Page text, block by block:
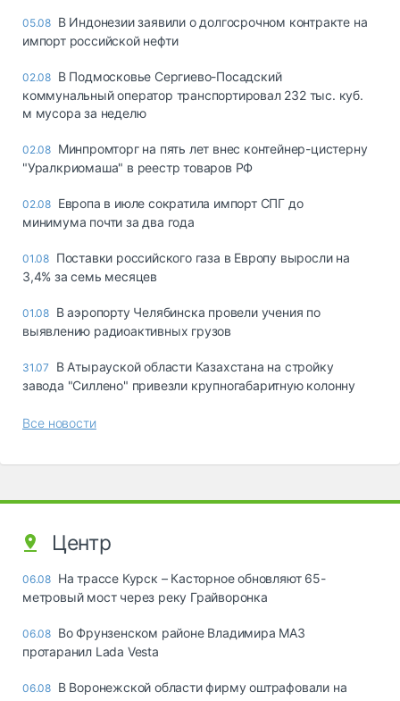
05.08 В Индонезии заявили о долгосрочном контракте на
импорт российской нефти
02.08 В Подмосковье Сергиево-Посадский
коммунальный оператор транспортировал 232 тыс. куб.
м мусора за неделю
02.08 Минпромторг на пять лет внес контейнер-цистерну
"Уралкриомаша" в реестр товаров РФ
02.08 Европа в июле сократила импорт СПГ до
минимума почти за два года
01.08 Поставки российского газа в Европу выросли на
3,4% за семь месяцев
01.08 В аэропорту Челябинска провели учения по
выявлению радиоактивных грузов
31.07
В Атырауской области Казахстана на стройку
завода "Силлено" привезли крупногабаритную колонну
Все новости
Центр
06.08 На трассе Курск – Касторное обновляют 65-
метровый мост через реку Грайворонка
06.08 Во Фрунзенском районе Владимира МАЗ
протаранил Lada Vesta
06.08 В Воронежской области фирму оштрафовали на